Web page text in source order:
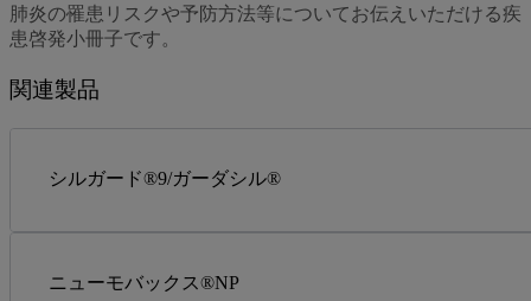
肺炎の罹患リスクや予防方法等についてお伝えいただける疾
患啓発小冊子です。
関連製品
シルガード®9/ガーダシル®
ニューモバックス®NP